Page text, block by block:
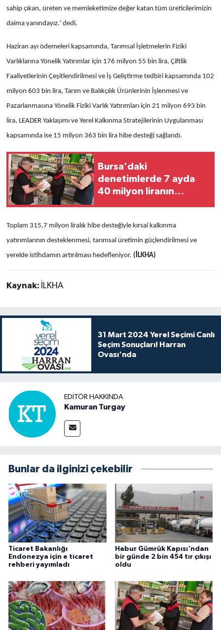
sahip çıkan, üreten ve memleketimize değer katan tüm üreticilerimizin
daima yanındayız.' dedi.
Haziran ayı ödemeleri kapsamında, Tarımsal İşletmelerin Fiziki
Varlıklarına Yönelik Yatırımlar için 176 milyon 55 bin lira, Çiftlik
Faaliyetlerinin Çeşitlendirilmesi ve İş Geliştirme tedbiri kapsamında 102
milyon 603 bin lira, Tarım ve Balıkçılık Ürünlerinin İşlenmesi ve
Pazarlanmasına Yönelik Fiziki Varlık Yatırımları için 21 milyon 693 bin
lira, LEADER Yaklaşımı ve Yerel Kalkınma Stratejilerinin Uygulanması
kapsamında ise 15 milyon 363 bin lira hibe desteği sağlandı.
Bursa'daki
denetimlerde 7 ayda
40 milyon liranın
Toplam 315,7 milyon liralık hibe desteğiyle kırsal kalkınma
yatırımlarının desteklenmesi, tarımsal üretimin güçlendirilmesi ve
yerelde istihdamın artırılması hedefleniyor. (İLKHA)
Kaynak: İLKHA
31 Mart 2024 Yerel Seçimi Canlı
Seçim Sonuçları! Harran
Ovası'nda
EDITÖR HAKKINDA
Kamuran Turgay
Bunlar da ilginizi çekebilir
Ticaret Bakanlığı
Endonezya için e ticaret
rehberi yayımladı
Habur Gümrük Kapısı'ndan
bir günde 2 bin 454 tır çıkışı
oldu